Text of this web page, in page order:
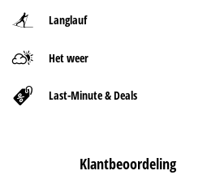
Langlauf
Het weer
Last-Minute & Deals
Klantbeoordeling